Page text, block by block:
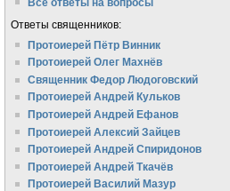
Ответы священников:
Протоиерей Пётр Винник
Протоиерей Олег Махнёв
Священник Федор Людоговский
Протоиерей Андрей Кульков
Протоиерей Андрей Ефанов
Протоиерей Алексий Зайцев
Протоиерей Андрей Спиридонов
Протоиерей Андрей Ткачёв
Протоиерей Василий Мазур